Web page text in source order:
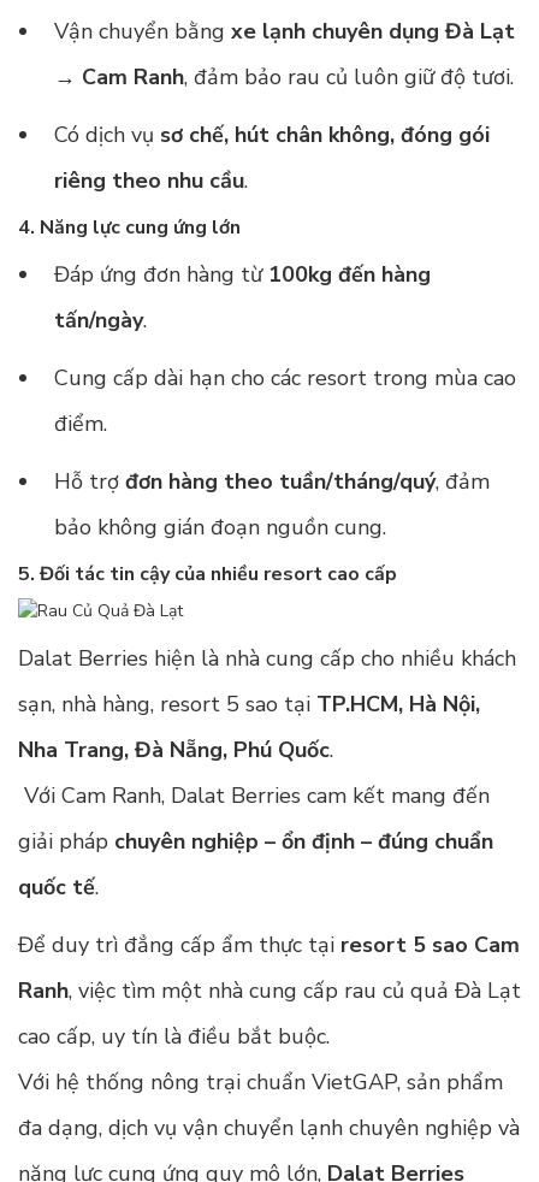
Vận chuyển bằng xe lạnh chuyên dụng Đà Lạt
→ Cam Ranh, đảm bảo rau củ luôn giữ độ tươi.
Có dịch vụ sơ chế, hút chân không, đóng gói
riêng theo nhu cầu.
4. Năng lực cung ứng lớn
Đáp ứng đơn hàng từ 100kg đến hàng
tấn/ngày.
Cung cấp dài hạn cho các resort trong mùa cao
điểm.
Hỗ trợ đơn hàng theo tuần/tháng/quý, đảm
bảo không gián đoạn nguồn cung.
5. Đối tác tin cậy của nhiều resort cao cấp
Dalat Berries hiện là nhà cung cấp cho nhiều khách
sạn, nhà hàng, resort 5 sao tại TP.HCM, Hà Nội,
Nha Trang, Đà Nẵng, Phú Quốc.
Với Cam Ranh, Dalat Berries cam kết mang đến
giải pháp chuyên nghiệp – ổn định – đúng chuẩn
quốc tế.
Để duy trì đẳng cấp ẩm thực tại resort 5 sao Cam
Ranh, việc tìm một nhà cung cấp rau củ quả Đà Lạt
cao cấp, uy tín là điều bắt buộc.
Với hệ thống nông trại chuẩn VietGAP, sản phẩm
đa dạng, dịch vụ vận chuyển lạnh chuyên nghiệp và
năng lực cung ứng quy mô lớn, Dalat Berries